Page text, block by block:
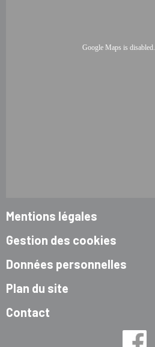
Google Maps is disabled.
Mentions légales
Gestion des cookies
Données personnelles
Plan du site
Contact